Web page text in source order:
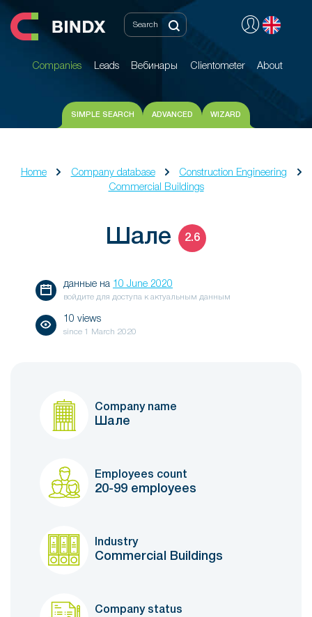
Companies Leads Вебинары Clientometer About
Companies Leads Вебинары Clientometer About
SIMPLE SEARCH ADVANCED WIZARD
Home Company database
Construction Engineering
Commercial Buildings
Шале 2.6
данные на 10 June 2020
войдите для доступа к актуальным данным
10 views
since 1 March 2020
Company name
Шале
Employees count
20-99 employees
Industry
Commercial Buildings
Company status